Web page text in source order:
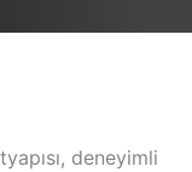
deneyimli